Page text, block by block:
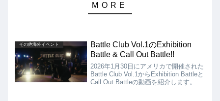
その他海外イベント
Battle Club Vol.1のExhibition
Battle & Call Out Battle!!
2026年1月30日にアメリカで開催された
Battle Club Vol.1からExhibition Battleと
Call Out Battleの動画を紹介します。